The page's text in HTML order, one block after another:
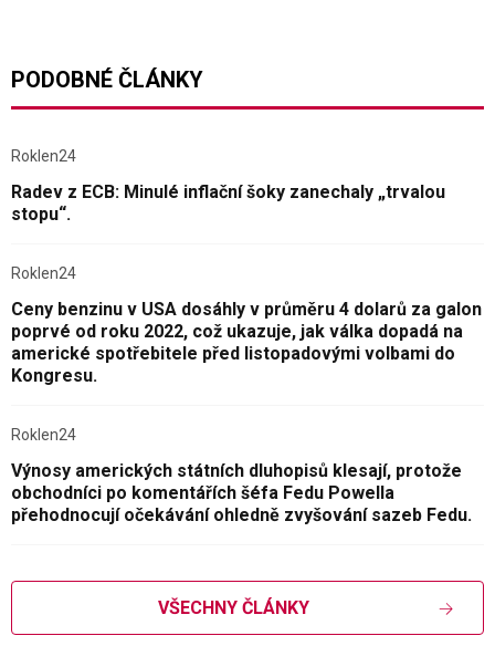
PODOBNÉ ČLÁNKY
Roklen24
Radev z ECB: Minulé inflační šoky zanechaly „trvalou
stopu“.
Roklen24
Ceny benzinu v USA dosáhly v průměru 4 dolarů za galon
poprvé od roku 2022, což ukazuje, jak válka dopadá na
americké spotřebitele před listopadovými volbami do
Kongresu.
Roklen24
Výnosy amerických státních dluhopisů klesají, protože
obchodníci po komentářích šéfa Fedu Powella
přehodnocují očekávání ohledně zvyšování sazeb Fedu.
VŠECHNY ČLÁNKY